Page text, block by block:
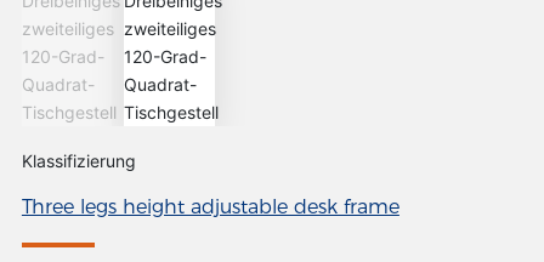
Klassifizierung
Three legs height adjustable desk frame